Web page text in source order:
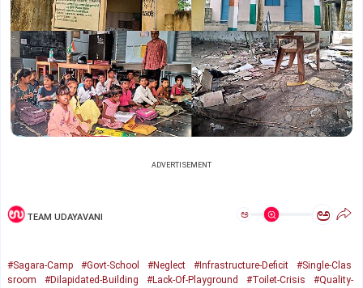
ADVERTISEMENT
TEAM UDAYAVANI ಅ ಅ
#Sagara-Camp #Govt-School #Neglect #Infrastructure-Deficit
#Single-Clas
sroom
#Dilapidated-Building #Lack-Of-Playground #Toilet-Crisis
#Quality-